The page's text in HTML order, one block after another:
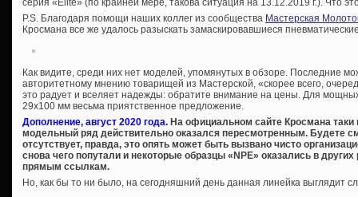
P.S. Благодаря помощи наших коллег из сообщества Мастерская
Кросмана все же удалось разыскать замаскировавшиеся
Как видите, среди них нет моделей, упомянутых в обзоре. Последние
авторитетному мнению товарищей из Мастерской, «скорее всего,
это радует и вселяет надежды: обратите внимание на цены. Для
29х100 мм весьма приятственное предложение.
Дополнение, август 2020 года. На официальном сайте Кросмана
модельный ряд действительно оказался пересмотренным. Будете
отсутствует, правда, это опять может быть вызвано чисто
снова чего попутали и некоторые образцы «NPE» оказались в
прямым ссылкам.
Но, как бы то ни было, на сегодняшний день данная линейка выглядит